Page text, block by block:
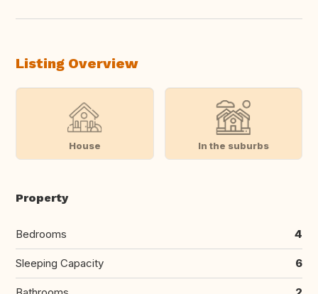
Listing Overview
House In the suburbs
Property
Bedrooms 4
Sleeping Capacity 6